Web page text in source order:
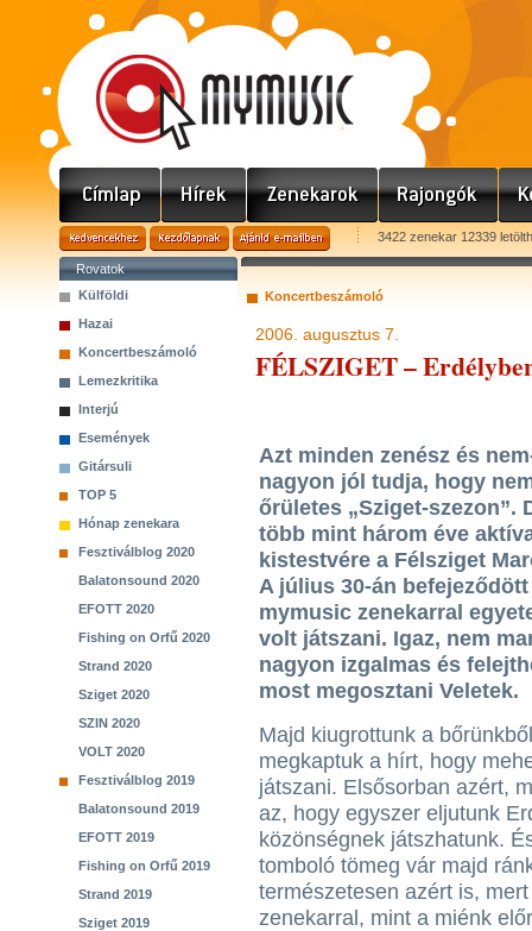
3422 zenekar 12339
Rovatok
Külföldi
Hazai
Koncertbeszámoló
Lemezkritika
Interjú
Események
Gitársuli
TOP 5
Hónap zenekara
Fesztiválblog 2020
Balatonsound 2020
EFOTT 2020
Fishing on Orfű 2020
Strand 2020
Sziget 2020
SZIN 2020
VOLT 2020
Fesztiválblog 2019
Balatonsound 2019
EFOTT 2019
Fishing on Orfű 2019
Strand 2019
Sziget 2019
Koncertbeszámoló
2006. augusztus 7.
FÉLSZIGET –
Azt minden zenész és
nagyon jól tudja, hogy
őrületes „Sziget-szezon”.
több mint három éve
kistestvére a Félsziget
A július 30-án
mymusic zenekarral
volt játszani. Igaz, nem
nagyon izgalmas és
most megosztani Veletek.
Majd kiugrottunk a
megkaptuk a hírt, hogy
játszani. Elsősorban azért,
az, hogy egyszer eljutunk
közönségnek játszhatunk.
tomboló tömeg vár majd
természetesen azért is,
zenekarral, mint a miénk